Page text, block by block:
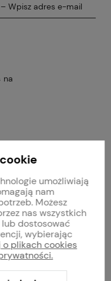
Wpisz adres e-mail
na
umożliwiają
nam
Możesz
nas wszystkich
dostosować
wybierając
o plikach cookies